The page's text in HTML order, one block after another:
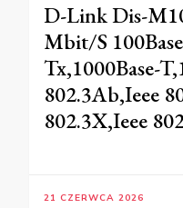
D-Link Dis-
Mbit/S
Tx,1000Base-
802.3Ab,Ieee
802.3X,Ieee
21 CZERWCA 2026